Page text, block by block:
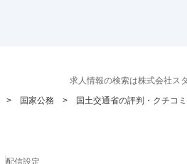
求人情報の検索は株式会社ス
国家公務 国土交通省の評判・クチコミ
配信設定